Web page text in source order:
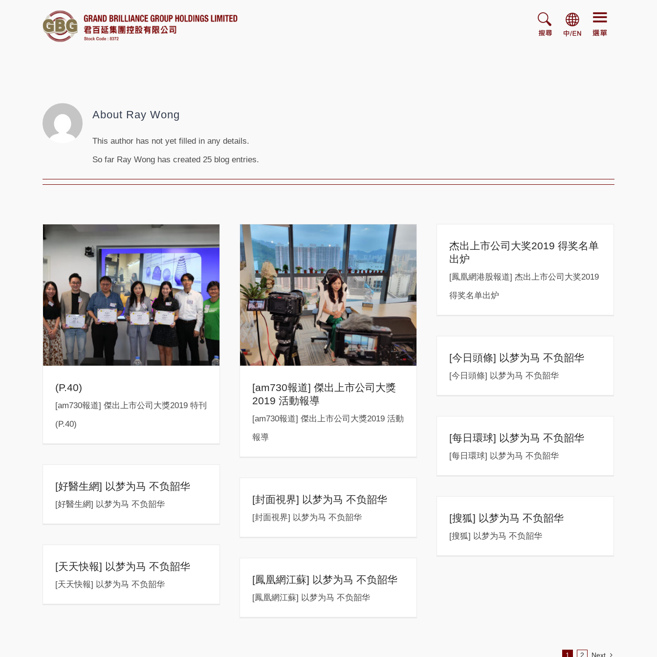
About Ray Wong
This author has not yet filled in any details.
So far Ray Wong has created 25 blog entries.
(P.40)
[am730報道] 傑出上市公司大獎2019 特刊
(P.40)
[am730報道] 傑出上市公司大獎
2019 活動報導
[am730報道] 傑出上市公司大獎2019 活動
報導
杰出上市公司大奖2019 得奖名单
出炉
[鳳凰網港股報道] 杰出上市公司大奖2019
得奖名单出炉
[今日頭條] 以梦为马 不负韶华
[今日頭條] 以梦为马 不负韶华
[每日環球] 以梦为马 不负韶华
[每日環球] 以梦为马 不负韶华
[好醫生網] 以梦为马 不负韶华
[好醫生網] 以梦为马 不负韶华 [封面視界] 以梦为马 不负韶华
[封面視界] 以梦为马 不负韶华 [搜狐] 以梦为马 不负韶华
[搜狐] 以梦为马 不负韶华
[天天快報] 以梦为马 不负韶华
[天天快報] 以梦为马 不负韶华 [鳳凰網江蘇] 以梦为马 不负韶华
[鳳凰網江蘇] 以梦为马 不负韶华
1 2 Next